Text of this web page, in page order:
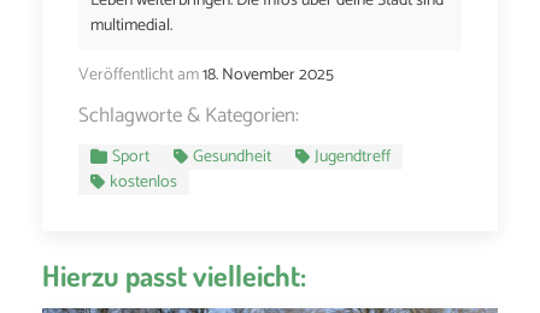
multimedial.
Veröffentlicht am18. November 2025
Schlagworte & Kategorien:
Sport Gesundheit
Jugendtreff
kostenlos
Hierzu passt vielleicht: